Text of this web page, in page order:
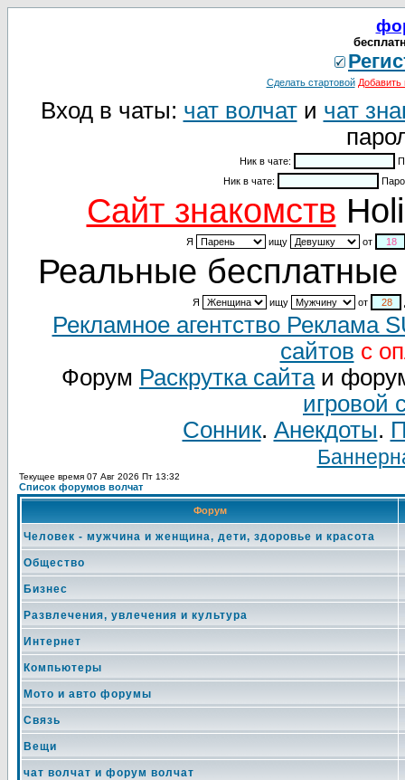
Сделать стартовой Добавить
Вход в чаты: чат волчати чат
Ник в чате:
Ник в чате:
Cайт знакомств
Я ищу от
Реальные бесплатные
Я ищу от
Рекламное агентство Реклама
сайтов с
Форум Раскрутка сайтаи
игровой
Сонник. Анекдоты.
Текущее время 07 Авг 2026 Пт 13:32
Список форумов волчат
Форум
Человек - мужчина и женщина, дети, здоровье и красота
Общество
Бизнес
Развлечения, увлечения и культура
Интернет
Компьютеры
Мото и авто форумы
Связь
Вещи
чат волчат и форум волчат